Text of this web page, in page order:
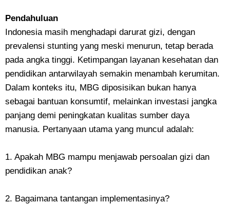
Pendahuluan
Indonesia masih menghadapi darurat gizi, dengan
prevalensi stunting yang meski menurun, tetap berada
pada angka tinggi. Ketimpangan layanan kesehatan dan
pendidikan antarwilayah semakin menambah kerumitan.
Dalam konteks itu, MBG diposisikan bukan hanya
sebagai bantuan konsumtif, melainkan investasi jangka
panjang demi peningkatan kualitas sumber daya
manusia. Pertanyaan utama yang muncul adalah:
1. Apakah MBG mampu menjawab persoalan gizi dan
pendidikan anak?
2. Bagaimana tantangan implementasinya?